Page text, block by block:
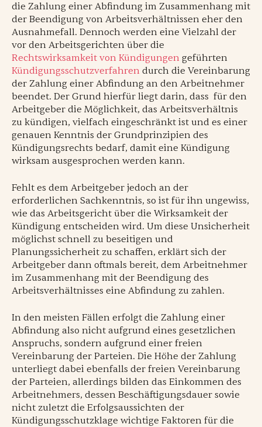
die Zahlung einer Abfindung im Zusammenhang mit
der Beendigung von Arbeitsverhältnissen eher den
Ausnahmefall. Dennoch werden eine Vielzahl der
vor den Arbeitsgerichten über die
Rechtswirksamkeit von Kündigungen geführten
Kündigungsschutzverfahren durch die Vereinbarung
der Zahlung einer Abfindung an den Arbeitnehmer
beendet. Der Grund hierfür liegt darin, dass für den
Arbeitgeber die Möglichkeit, das Arbeitsverhältnis
zu kündigen, vielfach eingeschränkt ist und es einer
genauen Kenntnis der Grundprinzipien des
Kündigungsrechts bedarf, damit eine Kündigung
wirksam ausgesprochen werden kann.
Fehlt es dem Arbeitgeber jedoch an der
erforderlichen Sachkenntnis, so ist für ihn ungewiss,
wie das Arbeitsgericht über die Wirksamkeit der
Kündigung entscheiden wird. Um diese Unsicherheit
möglichst schnell zu beseitigen und
Planungssicherheit zu schaffen, erklärt sich der
Arbeitgeber dann oftmals bereit, dem Arbeitnehmer
im Zusammenhang mit der Beendigung des
Arbeitsverhältnisses eine Abfindung zu zahlen.
In den meisten Fällen erfolgt die Zahlung einer
Abfindung also nicht aufgrund eines gesetzlichen
Anspruchs, sondern aufgrund einer freien
Vereinbarung der Parteien. Die Höhe der Zahlung
unterliegt dabei ebenfalls der freien Vereinbarung
der Parteien, allerdings bilden das Einkommen des
Arbeitnehmers, dessen Beschäftigungsdauer sowie
nicht zuletzt die Erfolgsaussichten der
Kündigungsschutzklage wichtige Faktoren für die